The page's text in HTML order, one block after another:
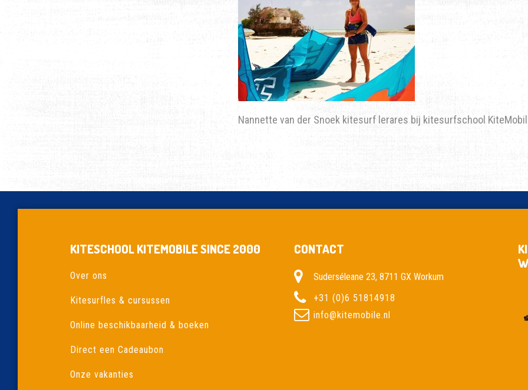
Nannette van der Snoek kitesurf lerares bij kitesurfschool
KITESCHOOL KITEMOBILE SINCE 2000
Over ons
Kitesurfles & cursussen
Online beschikbaarheid & boeken
Direct een Cadeaubon
Onze vakanties
CONTACT
Suderséleane 23, 8711 GX Workum
+31 (0)6 51814918
info@kitemobile.nl